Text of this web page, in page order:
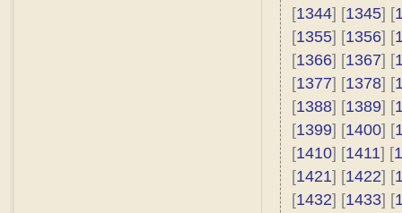
[1344] [1345] [
[1355] [1356] [
[1366] [1367] [
[1377] [1378] [
[1388] [1389] [
[1399] [1400] [
[1410] [1411] [
[1421] [1422] [
[1432] [1433] [